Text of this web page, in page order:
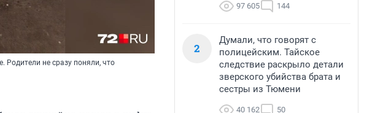
Родители не сразу поняли, что
97 605 144
2
Думали, что говорят с
полицейским. Тайское
следствие раскрыло детали
зверского убийства брата и
сестры из Тюмени
40 162 50